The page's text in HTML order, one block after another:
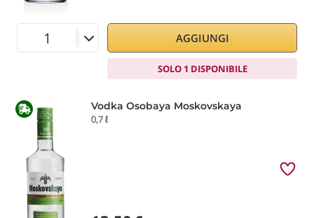
AGGIUNGI
SOLO 1 DISPONIBILE
Vodka Osobaya Moskovskaya
0,7 ℓ